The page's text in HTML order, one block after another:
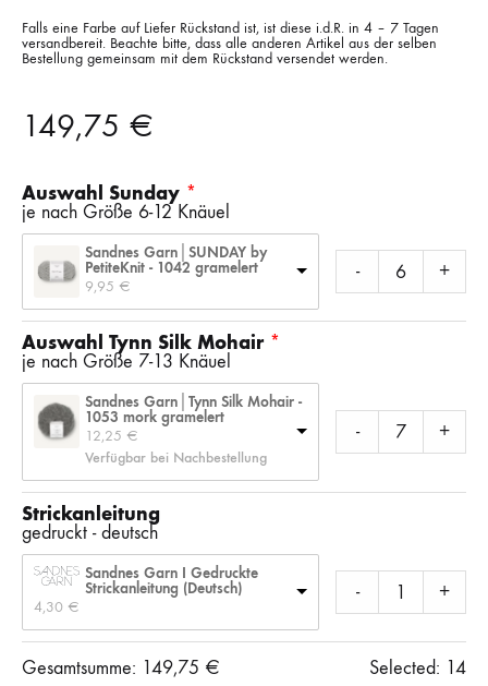
Falls eine Farbe auf Liefer Rückstand ist, ist diese i.d.R. in 4 – 7 Tagen
versandbereit. Beachte bitte, dass alle anderen Artikel aus der selben
Bestellung gemeinsam mit dem Rückstand versendet werden.
149,75 €
Auswahl Sunday
je nach Größe 6-12 Knäuel
Sandnes Garn│SUNDAY by
PetiteKnit - 1042 gramelert
9,95 €
- +
Auswahl Tynn Silk Mohair
je nach Größe 7-13 Knäuel
Sandnes Garn│Tynn Silk Mohair -
1053 mork gramelert
12,25 €
Verfügbar bei Nachbestellung
- +
Strickanleitung
gedruckt - deutsch
Sandnes Garn I Gedruckte
Strickanleitung (Deutsch)
4,30 €
- +
Gesamtsumme: 149,75 € Selected: 14